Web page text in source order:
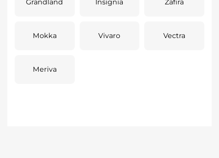
Grandland Insignia Zafira
Mokka Vivaro Vectra
Meriva